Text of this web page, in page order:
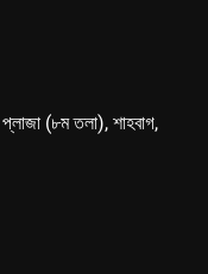
(৮ম তলা), শাহবাগ,